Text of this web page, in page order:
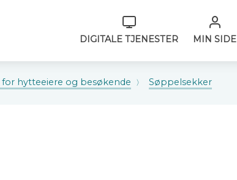
Verktøymeny
DIGITALE TJENESTER MIN SIDE
hytteeiere og besøkende Søppelsekker